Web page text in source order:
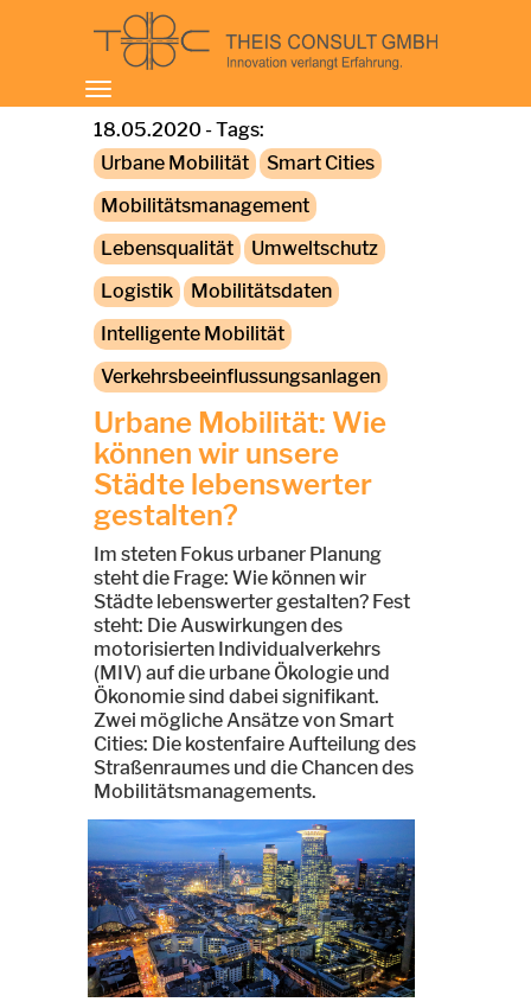
Toggle
navigation
18.05.2020 - Tags:
Urbane Mobilität
Smart Cities
Mobilitätsmanagement
Lebensqualität
Umweltschutz
Logistik
Mobilitätsdaten
Intelligente Mobilität
Verkehrsbeeinflussungsanlagen
Urbane Mobilität: Wie
können wir unsere
Städte lebenswerter
gestalten?
Im steten Fokus urbaner Planung
steht die Frage: Wie können wir
Städte lebenswerter gestalten? Fest
steht: Die Auswirkungen des
motorisierten Individualverkehrs
(MIV) auf die urbane Ökologie und
Ökonomie sind dabei signifikant.
Zwei mögliche Ansätze von Smart
Cities: Die kostenfaire Aufteilung des
Straßenraumes und die Chancen des
Mobilitätsmanagements.